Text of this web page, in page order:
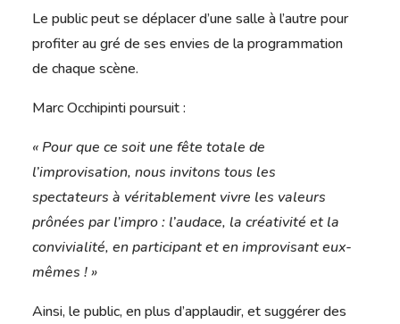
Le public peut se déplacer d’une salle à l’autre pour
profiter au gré de ses envies de la programmation
de chaque scène.
Marc Occhipinti poursuit :
« Pour que ce soit une fête totale de
l’improvisation, nous invitons tous les
spectateurs à véritablement vivre les valeurs
prônées par l’impro : l’audace, la créativité et la
convivialité, en participant et en improvisant eux-
mêmes ! »
Ainsi, le public, en plus d’applaudir, et suggérer des